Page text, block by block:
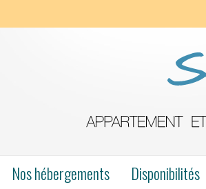
Nos hébergements Disponibilités